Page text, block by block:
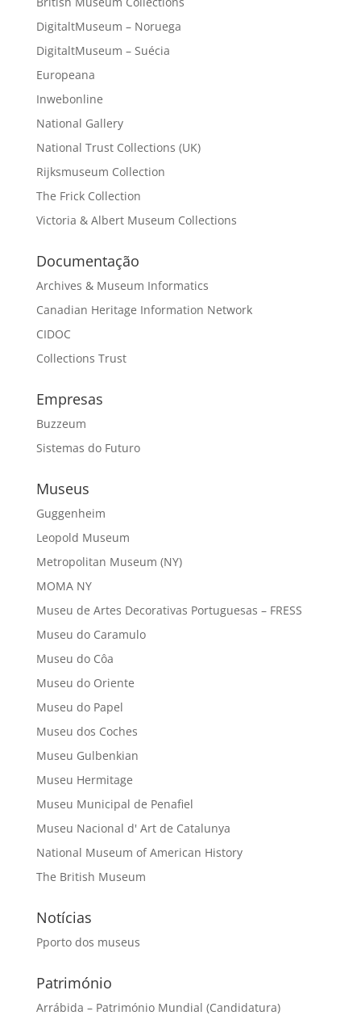
DigitaltMuseum – Noruega
DigitaltMuseum – Suécia
Europeana
Inwebonline
National Gallery
National Trust Collections (UK)
Rijksmuseum Collection
The Frick Collection
Victoria & Albert Museum Collections
Documentação
Archives & Museum Informatics
Canadian Heritage Information Network
CIDOC
Collections Trust
Empresas
Buzzeum
Sistemas do Futuro
Museus
Guggenheim
Leopold Museum
Metropolitan Museum (NY)
MOMA NY
Museu de Artes Decorativas Portuguesas – FRESS
Museu do Caramulo
Museu do Côa
Museu do Oriente
Museu do Papel
Museu dos Coches
Museu Gulbenkian
Museu Hermitage
Museu Municipal de Penafiel
Museu Nacional d' Art de Catalunya
National Museum of American History
The British Museum
Notícias
Pporto dos museus
Património
Arrábida – Património Mundial (Candidatura)